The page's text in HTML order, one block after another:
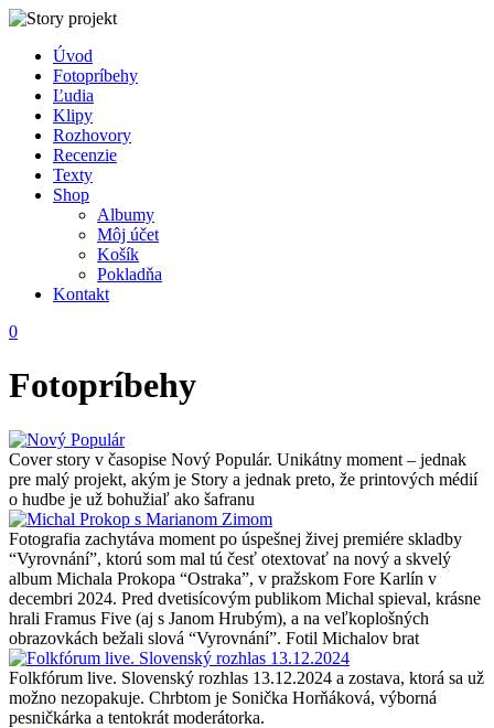
Úvod
Fotopríbehy
Ľudia
Klipy
Rozhovory
Recenzie
Texty
Shop
Albumy
Môj účet
Košík
Pokladňa
Kontakt
0
Fotopríbehy
Cover story v časopise Nový Populár. Unikátny moment – jednak
pre malý projekt, akým je Story a jednak preto, že printových médií
o hudbe je už bohužiaľ ako šafranu
Fotografia zachytáva moment po úspešnej živej premiére skladby
“Vyrovnání”, ktorú som mal tú česť otextovať na nový a skvelý
album Michala Prokopa “Ostraka”, v pražskom Fore Karlín v
decembri 2024. Pred dvetisícovým publikom Michal spieval, krásne
hrali Framus Five (aj s Janom Hrubým), a na veľkoplošných
obrazovkách bežali slová “Vyrovnání”. Fotil Michalov brat
Folkfórum live. Slovenský rozhlas 13.12.2024 a zostava, ktorá sa už
možno nezopakuje. Chrbtom je Sonička Horňáková, výborná
pesničkárka a tentokrát moderátorka.